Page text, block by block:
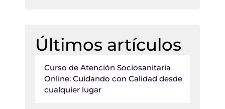
Últimos artículos
Curso de Atención Sociosanitaria
Online: Cuidando con Calidad desde
cualquier lugar